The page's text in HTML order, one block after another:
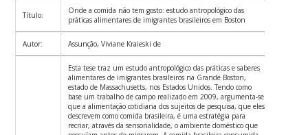
Título:
Onde a comida não tem gosto: estudo antropológico das
práticas alimentares de imigrantes brasileiros em Boston
Autor: Assunção, Viviane Kraieski de
Esta tese traz um estudo antropológico das práticas e saberes
alimentares de imigrantes brasileiros na Grande Boston,
estado de Massachusetts, nos Estados Unidos. Tendo como
base um trabalho de campo realizado em 2009, argumenta-se
que a alimentação cotidiana dos sujeitos de pesquisa, que eles
descrevem como comida brasileira, é uma estratégia para
recriar, através da sensorialidade, o ambiente doméstico que